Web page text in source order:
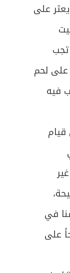
على
على لحم
فيه
في
على